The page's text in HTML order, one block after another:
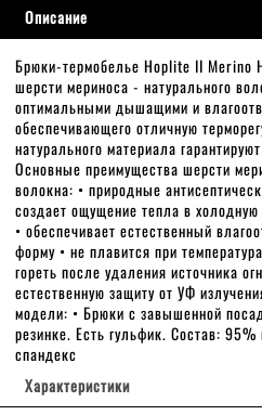
Описание
Брюки-термобелье Hoplite II Merino
шерсти мериноса - натурального
оптимальными дышащими и
обеспечивающего отличную
натурального материала
Основные преимущества шерсти
волокна: • природные
создает ощущение тепла в
• обеспечивает естественный
форму • не плавится при
гореть после удаления источника
естественную защиту от УФ
модели: • Брюки с завышенной
резинке. Есть гульфик. Состав:
спандекс
Характеристики